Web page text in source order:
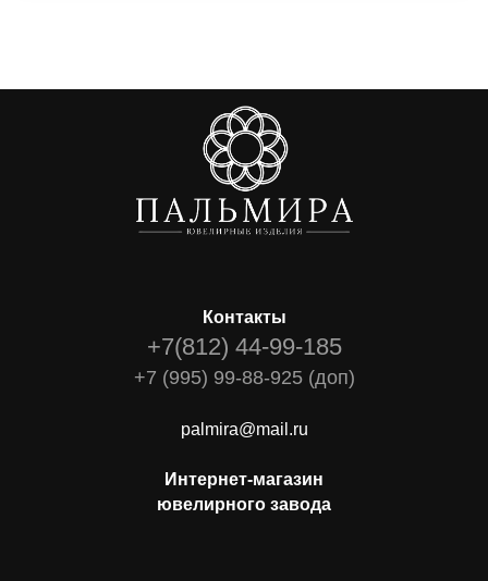
Контакты
+7(812) 44-99-185
+7 (995) 99-88-925 (доп)
palmira@mail.ru
Интернет-магазин
ювелирного завода